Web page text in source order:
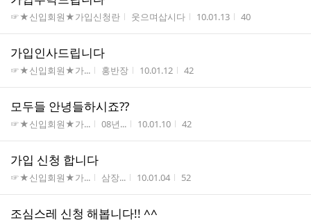
게시판명
☞★신입회원★가입신청란 작성자
웃으며삽시다 작성시간
10.01.13 조회수
40
가입인사드립니다
게시판명
☞★신입회원★가... 작성자
홍반장 작성시간
10.01.12 조회수
42
모두들 안녕들하시죠??
게시판명
☞★신입회원★가... 작성자
08년... 작성시간
10.01.10 조회수
42
가입 신청 합니다
게시판명
☞★신입회원★가... 작성자
삼장... 작성시간
10.01.04 조회수
52
조심스레 신청 해봅니다!! ^^